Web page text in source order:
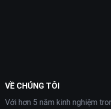
VỀ CHÚNG TÔI
Với hơn 5 năm kinh nghiệm